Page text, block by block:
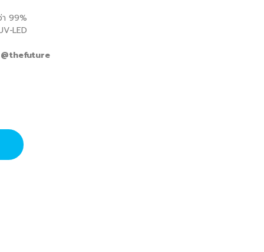
า 99%
LED
น ลดกลิ่น ไวรัส และแบคทีเรีย ประกันศูนย์ 1 ปี quantity